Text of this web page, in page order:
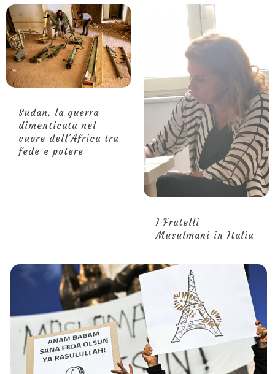
Sudan, la guerra
dimenticata nel
cuore dell’Africa tra
fede e potere
I Fratelli
Musulmani in Italia